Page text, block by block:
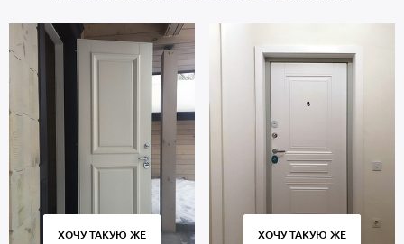
ХОЧУ ТАКУЮ ЖЕ ХОЧУ ТАКУЮ ЖЕ